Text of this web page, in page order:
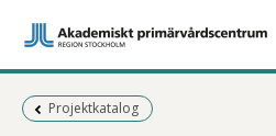
Föregående sida:
Projektkatalog